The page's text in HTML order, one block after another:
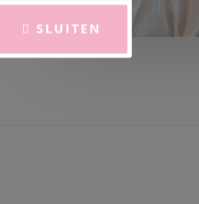
SLUITEN